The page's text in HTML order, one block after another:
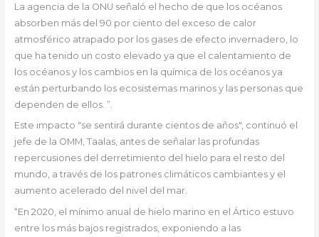
La agencia de la ONU señaló el hecho de que los océanos
absorben más del 90 por ciento del exceso de calor
atmosférico atrapado por los gases de efecto invernadero, lo
que ha tenido un costo elevado ya que el calentamiento de
los océanos y los cambios en la química de los océanos ya
están perturbando los ecosistemas marinos y las personas que
dependen de ellos. ”.
Este impacto "se sentirá durante cientos de años", continuó el
jefe de la OMM, Taalas, antes de señalar las profundas
repercusiones del derretimiento del hielo para el resto del
mundo, a través de los patrones climáticos cambiantes y el
aumento acelerado del nivel del mar.
“En 2020, el mínimo anual de hielo marino en el Ártico estuvo
entre los más bajos registrados, exponiendo a las